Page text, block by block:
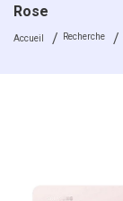
Accueil Recherche
Rose